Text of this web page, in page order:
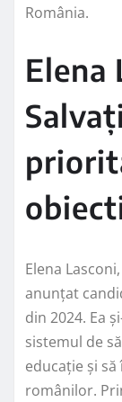
România.
Elena
Elena
anunțat
din 2024. Ea
sistemul de
educație și
românilor.